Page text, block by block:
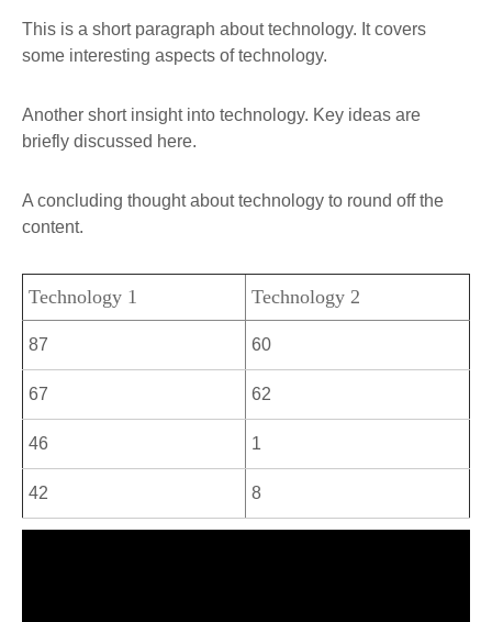
This is a short paragraph about technology. It covers
some interesting aspects of technology.
Another short insight into technology. Key ideas are
briefly discussed here.
A concluding thought about technology to round off the
content.
Technology 1 Technology 2
87 60
67 62
46 1
42 8